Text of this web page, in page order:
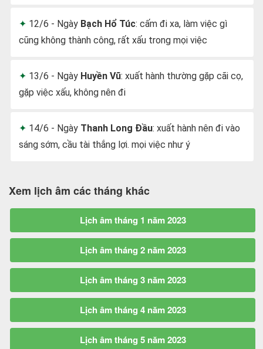
12/6 - Ngày Bạch Hổ Túc: cấm đi xa, làm việc gì
cũng không thành công, rất xấu trong mọi việc
13/6 - Ngày Huyền Vũ: xuất hành thường gặp cãi cọ,
gặp việc xấu, không nên đi
14/6 - Ngày Thanh Long Đầu: xuất hành nên đi vào
sáng sớm, cầu tài thắng lợi. mọi việc như ý
Xem lịch âm các tháng khác
Lịch âm tháng 1 năm 2023
Lịch âm tháng 2 năm 2023
Lịch âm tháng 3 năm 2023
Lịch âm tháng 4 năm 2023
Lịch âm tháng 5 năm 2023